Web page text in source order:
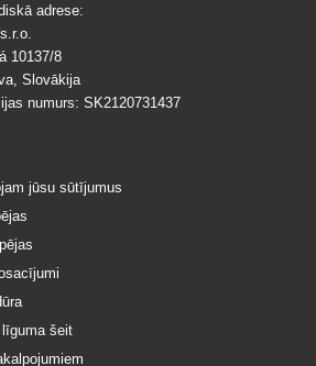
adrese:
10137/8
Slovākija
numurs: SK2120731437
jūsu sūtījumus
šeit